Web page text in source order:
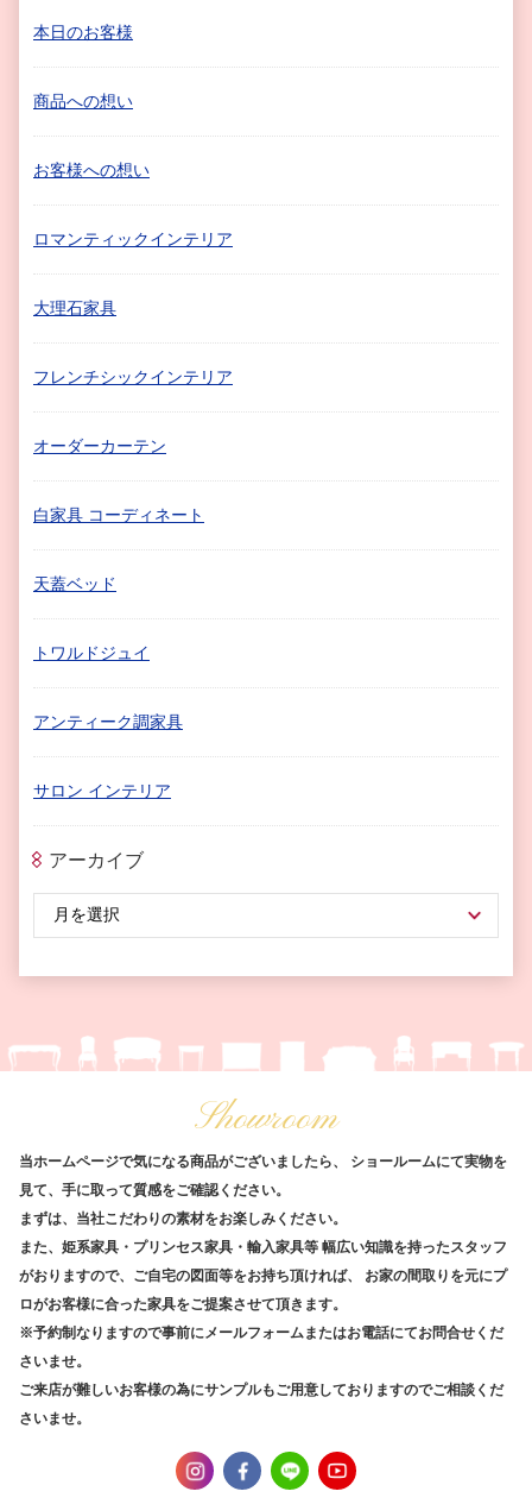
本日のお客様
商品への想い
お客様への想い
ロマンティックインテリア
大理石家具
フレンチシックインテリア
オーダーカーテン
白家具 コーディネート
天蓋ベッド
トワルドジュイ
アンティーク調家具
サロン インテリア
アーカイブ
Showroom
当ホームページで気になる商品がございましたら、
ショールームにて実物を
見て、手に取って質感をご確認ください。
まずは、当社こだわりの素材をお楽しみください。
また、姫系家具・プリンセス家具・輸入家具等 幅広い知識を持ったスタッフ
がおりますので、ご自宅の図面等をお持ち頂ければ、
お家の間取りを元にプ
ロがお客様に合った家具をご提案させて頂きます。
※予約制なりますので事前にメールフォームまたはお電話にてお問合せくだ
さいませ。
ご来店が難しいお客様の為にサンプルもご用意しておりますのでご相談くだ
さいませ。